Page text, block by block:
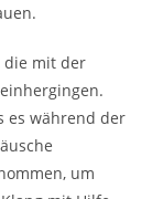
die mit der
es während der
um